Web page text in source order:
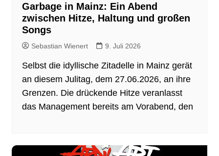
Garbage in Mainz: Ein Abend
zwischen Hitze, Haltung und großen
Songs
Sebastian Wienert 9. Juli 2026
Selbst die idyllische Zitadelle in Mainz gerät
an diesem Julitag, dem 27.06.2026, an ihre
Grenzen. Die drückende Hitze veranlasst
das Management bereits am Vorabend, den